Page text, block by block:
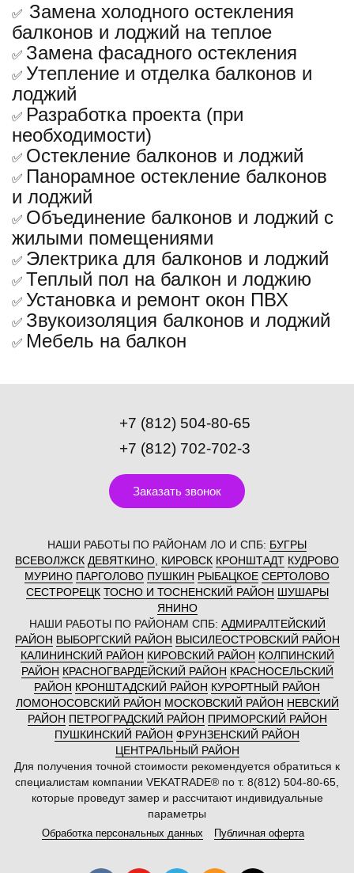
✅ Замена холодного остекления
балконов и лоджий на теплое
✅ Замена фасадного остекления
✅ Утепление и отделка балконов и
лоджий
✅ Разработка проекта (при
необходимости)
✅ Остекление балконов и лоджий
✅ Панорамное остекление балконов
и лоджий
✅ Объединение балконов и лоджий с
жилыми помещениями
✅ Электрика для балконов и лоджий
✅ Теплый пол на балкон и лоджию
✅ Установка и ремонт окон ПВХ
✅ Звукоизоляция балконов и лоджий
✅ Мебель на балкон
+7 (812) 504-80-65
+7 (812) 702-702-3
Заказать звонок
НАШИ РАБОТЫ ПО РАЙОНАМ ЛО И СПБ: БУГРЫ
ВСЕВОЛЖСК ДЕВЯТКИНО КИРОВСК КРОНШТАДТ КУДРОВО
МУРИНО ПАРГОЛОВО ПУШКИН РЫБАЦКОЕ СЕРТОЛОВО
СЕСТРОРЕЦК ТОСНО И ТОСНЕНСКИЙ РАЙОН ШУШАРЫ
ЯНИНО
НАШИ РАБОТЫ ПО РАЙОНАМ СПБ: АДМИРАЛТЕЙСКИЙ
РАЙОН ВЫБОРГСКИЙ РАЙОН ВЫСИЛЕОСТРОВСКИЙ РАЙОН
КАЛИНИНСКИЙ РАЙОН КИРОВСКИЙ РАЙОН КОЛПИНСКИЙ
РАЙОН КРАСНОГВАРДЕЙСКИЙ РАЙОН КРАСНОСЕЛЬСКИЙ
РАЙОН КРОНШТАДСКИЙ РАЙОН КУРОРТНЫЙ РАЙОН
ЛОМОНОСОВСКИЙ РАЙОН МОСКОВСКИЙ РАЙОН НЕВСКИЙ
РАЙОН ПЕТРОГРАДСКИЙ РАЙОН ПРИМОРСКИЙ РАЙОН
ПУШКИНСКИЙ РАЙОН ФРУНЗЕНСКИЙ РАЙОН
ЦЕНТРАЛЬНЫЙ РАЙОН
Для получения точной стоимости рекомендуется обратиться к
специалистам компании VEKATRADE® по т. 8(812) 504-80-65,
которые проведут замер и рассчитают индивидуальные
параметры
Обработка персональных данных Публичная оферта